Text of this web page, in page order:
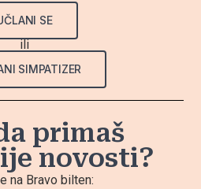
SE
ili
SIMPATIZER
primaš
novosti?
na Bravo bilten: